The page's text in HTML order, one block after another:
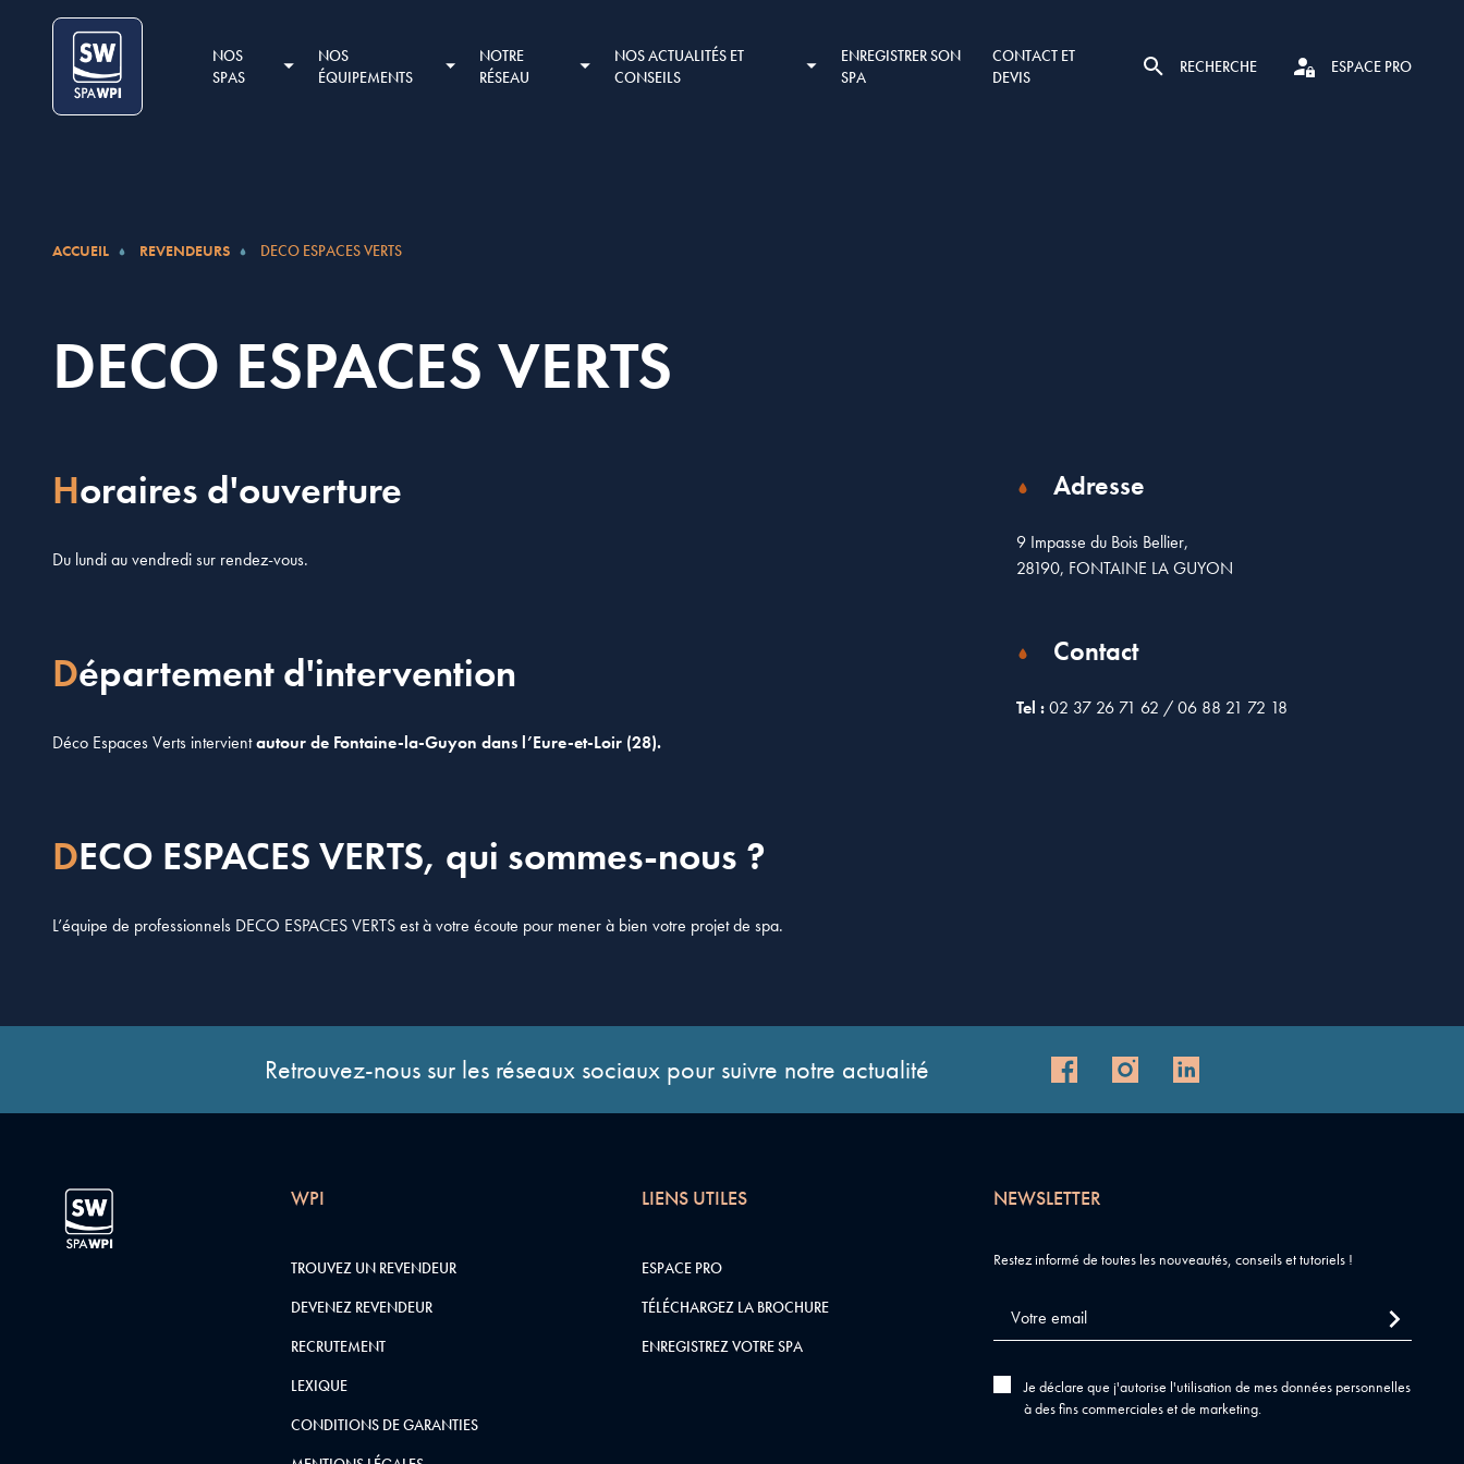
NOS
SPAS
NOS
ÉQUIPEMENTS
NOTRE
RÉSEAU
NOS ACTUALITÉS ET
CONSEILS
ENREGISTRER SON
SPA
CONTACT ET
DEVIS
RECHERCHE ESPACE PRO
ACCUEIL REVENDEURS DECO ESPACES VERTS
DECO ESPACES VERTS
Horaires d'ouverture
Du lundi au vendredi sur rendez-vous.
Département d'intervention
Déco Espaces Verts intervientautour de Fontaine-la-Guyon dans l’Eure-et-Loir (28).
DECO ESPACES VERTS, qui sommes-nous ?
L’équipe de professionnels DECO ESPACES VERTS est à votre écoute pour mener à bien votre projet de spa.
Adresse
9 Impasse du Bois Bellier,
28190, FONTAINE LA GUYON
Contact
Tel : 02 37 26 71 62 / 06 88 21 72 18
Retrouvez-nous sur les réseaux sociaux pour suivre notre actualité
WPI
TROUVEZ UN REVENDEUR
DEVENEZ REVENDEUR
RECRUTEMENT
LEXIQUE
CONDITIONS DE GARANTIES
LIENS UTILES
ESPACE PRO
TÉLÉCHARGEZ LA BROCHURE
ENREGISTREZ VOTRE SPA
NEWSLETTER
Restez informé de toutes les nouveautés, conseils et tutoriels !
Je déclare que j'autorise l'utilisation de mes données personnelles
à des fins commerciales et de marketing.